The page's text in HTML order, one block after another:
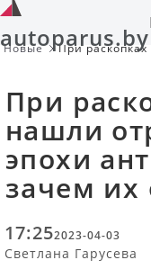
autoparus.by
Новые
При
отрезали
При
нашли
эпохи
зачем их
17:252023-04-03
Светлана Гарусева